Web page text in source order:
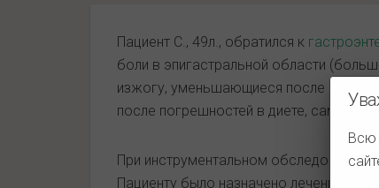
Всю
Пациент С., 49л., обратился к
боли в эпигастральной области
изжогу, уменьшающиеся после приема
после погрешностей в диете,
При инструментальном обследовании
Пациенту было назначено лечение,